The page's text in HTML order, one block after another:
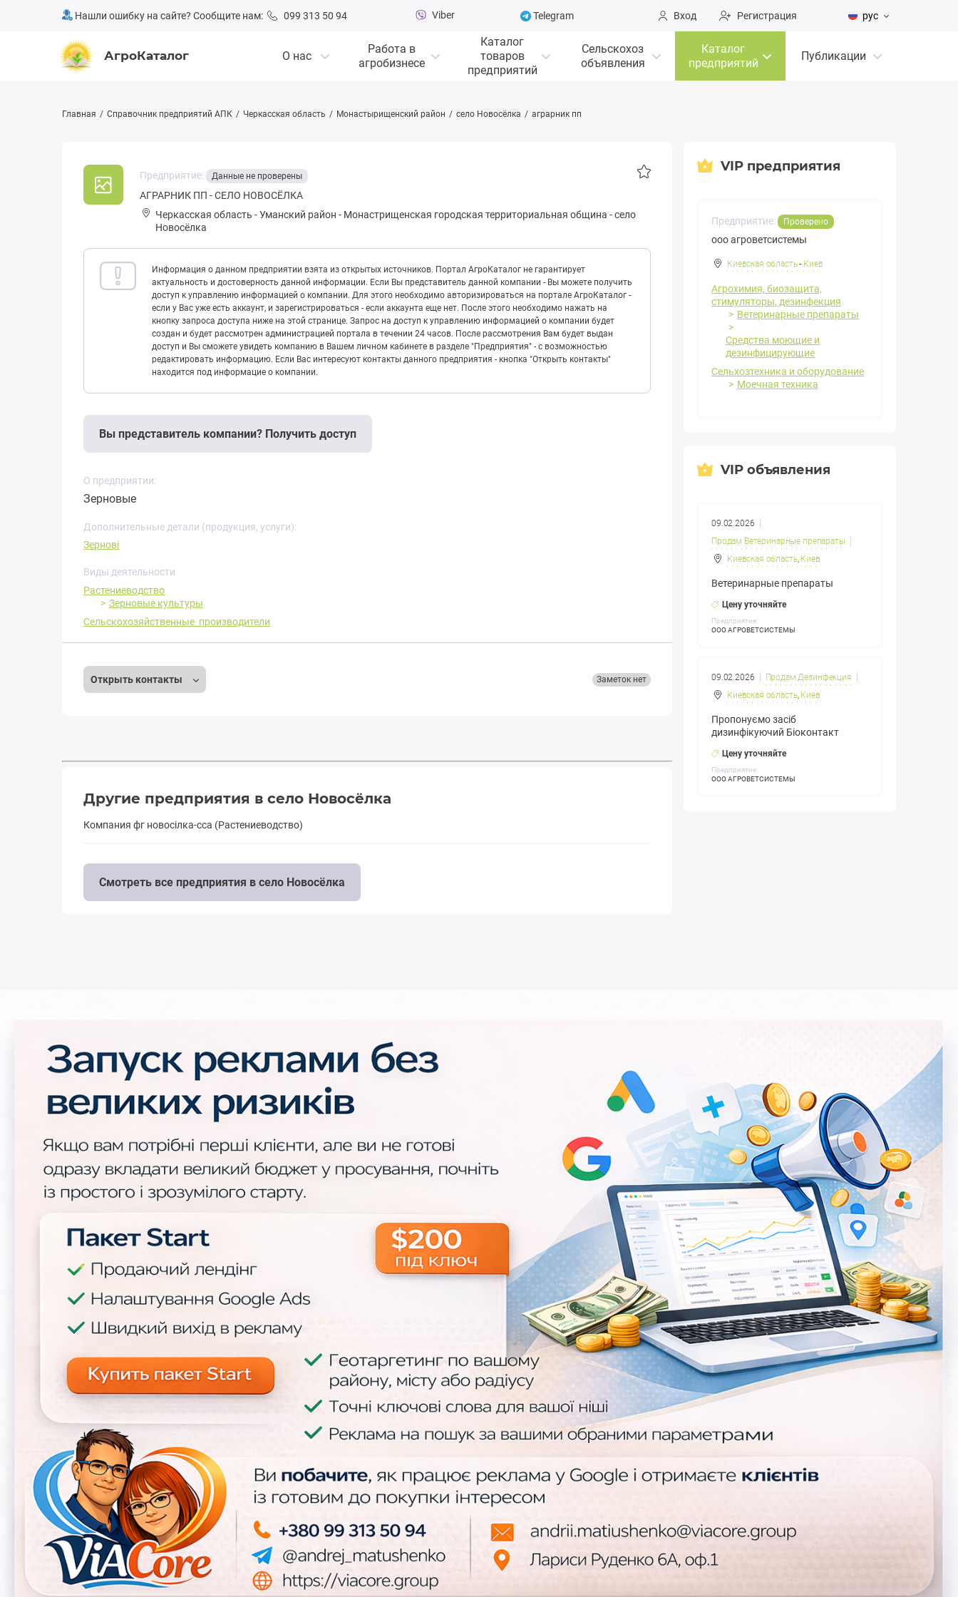
Нашли ошибку на сайте? Сообщите нам: 099 313 50 94 Viber Telegram Вход Регистрация рус
АгроКаталог О нас
Работа в
агробизнесе
Каталог
товаров
предприятий
Сельскохоз
объявления
Каталог
предприятий
Публикации
Главная Справочник предприятий АПК Черкасская область Монастырищенский район село Новосёлка аграрник пп
Предприятие: Данные не проверены
АГРАРНИК ПП - СЕЛО НОВОСЁЛКА
Черкасская область -Уманский район - Мoнaстpищeнская городская территориальная община -село
Новосёлка
Информация о данном предприятии взята из открытых источников. Портал АгроКаталог не гарантирует
актуальность и достоверность данной информации. Если Вы представитель данной компании - Вы можете получить
доступ к управлению информацией о компании. Для этого необходимо авторизироваться на портале АгроКаталог -
если у Вас уже есть аккаунт, и зарегистрироваться - если аккаунта еще нет. После этого необходимо нажать на
кнопку запроса доступа ниже на этой странице. Запрос на доступ к управлению информацией о компании будет
создан и будет рассмотрен администрацией портала в течении 24 часов. После рассмотрения Вам будет выдан
доступ и Вы сможете увидеть компанию в Вашем личном кабинете в разделе "Предприятия" - с возможностью
редактировать информацию. Если Вас интересуют контакты данного предприятия - кнопка "Открыть контакты"
находится под информацие о компании.
Вы представитель компании? Получить доступ
О предприятии:
Зерновые
Дополнительные детали (продукция, услуги):
Зернові
Виды деятельности
Растениеводство
Зерновые культуры
Сельскохозяйственные производители
Открыть контакты Заметок нет
Другие предприятия в село Новосёлка
Компания фг новосiлка-сса (Растениеводство)
Смотреть все предприятия в село Новосёлка
VIP предприятия
Предприятие: Проверено
ооо агроветсистемы
Киевская область- Киев
Агрохимия, биозащита,
стимуляторы, дезинфекция
Ветеринарные препараты
Средства моющие и
дезинфицирующие
Сельхозтехника и оборудование
Моечная техника
VIP объявления
09.02.2026
Продам Ветеринарные препараты
Киевская область, Киев
Ветеринарные препараты
Цену уточняйте
Предприятие:
ООО АГРОВЕТСИСТЕМЫ
09.02.2026
Продам Дезинфекция
Киевская область, Киев
Пропонуємо засіб
дизинфікуючий Біоконтакт
Цену уточняйте
Предприятие:
ООО АГРОВЕТСИСТЕМЫ